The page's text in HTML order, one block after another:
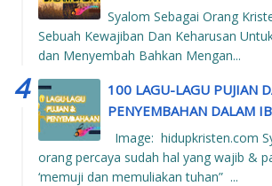
Syalom Sebagai Orang
Sebuah Kewajiban Dan Keharusan
dan Menyembah Bahkan Mengan...
100 LAGU-LAGU PUJIAN
PENYEMBAHAN DALAM
Image: hidupkristen.com
orang percaya sudah hal yang wajib &
‘memuji dan memuliakan tuhan” ...